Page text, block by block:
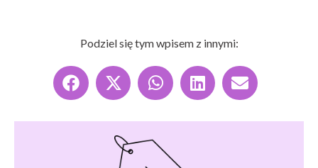
Podziel się tym wpisem z innymi: